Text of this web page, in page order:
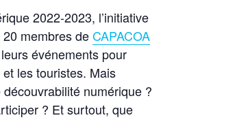
2022-2023, l’initiative
membres deCAPACOA
événements pour
les touristes. Mais
numérique ?
? Et surtout, que